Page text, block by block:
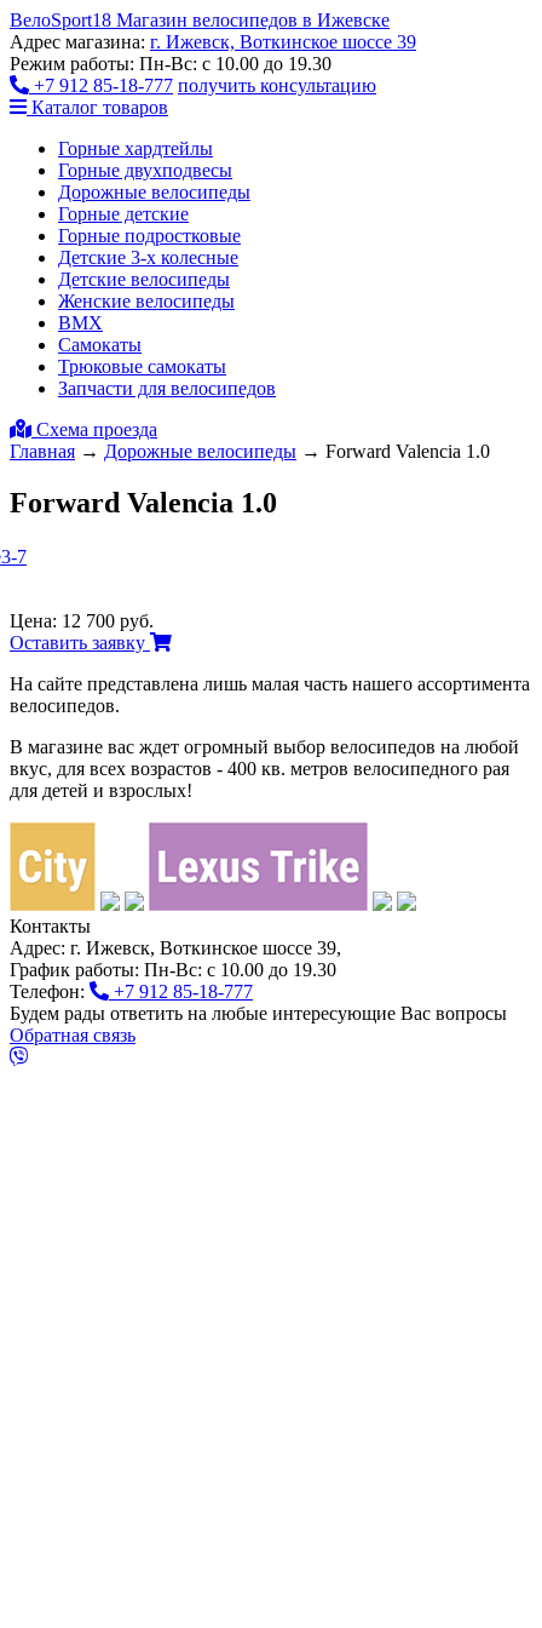
ВелоSport18 Магазин велосипедов в Ижевске
Адрес магазина: г. Ижевск, Воткинское шоссе 39
Режим работы: Пн-Вс: с 10.00 до 19.30
+7 912 85-18-777 получить консультацию
Каталог товаров
Горные хардтейлы
Горные двухподвесы
Дорожные велосипеды
Горные детские
Горные подростковые
Детские 3-х колесные
Детские велосипеды
Женские велосипеды
BMX
Самокаты
Трюковые самокаты
Запчасти для велосипедов
Схема проезда
Главная → Дорожные велосипеды → Forward Valencia 1.0
Forward Valencia 1.0
Цена: 12 700 руб.
Оставить заявку
На сайте представлена лишь малая часть нашего ассортимента
велосипедов.
В магазине вас ждет огромный выбор велосипедов на любой
вкус, для всех возрастов - 400 кв. метров велосипедного рая
для детей и взрослых!
Контакты
Адрес: г. Ижевск, Воткинское шоссе 39,
График работы: Пн-Вс: с 10.00 до 19.30
Телефон:
+7 912 85-18-777
Будем рады ответить на любые интересующие Вас вопросы
Обратная связь